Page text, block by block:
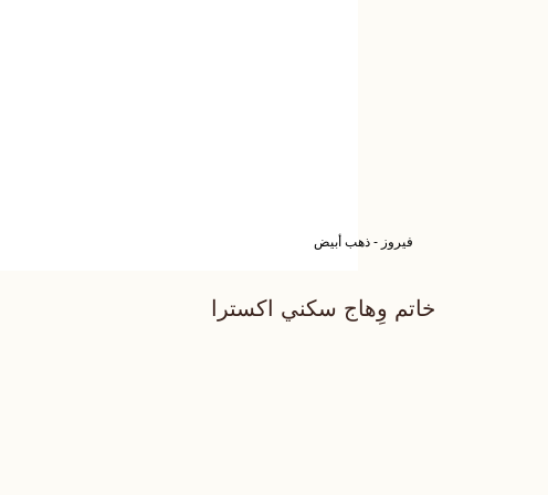
فيروز - ذهب أبيض
خاتم وِهاج سكني اكسترا